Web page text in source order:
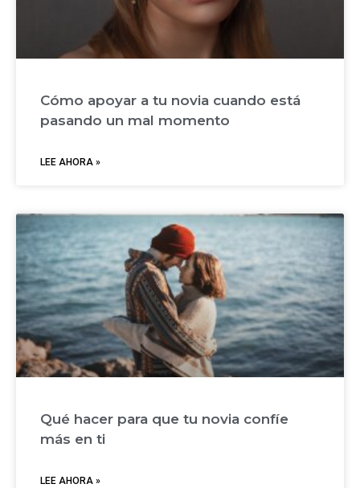
Cómo apoyar a tu novia cuando está
pasando un mal momento
LEE AHORA »
Qué hacer para que tu novia confíe
más en ti
LEE AHORA »